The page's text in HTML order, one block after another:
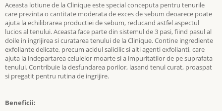
Aceasta lotiune de la Clinique este special conceputa pentru tenurile
care prezinta o cantitate moderata de exces de sebum deoarece poate
ajuta la echilibrarea productiei de sebum, reducand astfel aspectul
lucios al tenului. Aceasta face parte din sistemul de 3 pasi, fiind pasul al
doile in ingrijirea si curatarea tenului de la Clinique. Contine ingrediente
exfoliante delicate, precum acidul salicilic si alti agenti exfolianti, care
ajuta la indepartarea celulelor moarte si a impuritatilor de pe suprafata
tenului. Contribuie la desfundarea porilor, lasand tenul curat, proaspat
si pregatit pentru rutina de ingrijire.
Beneficii: